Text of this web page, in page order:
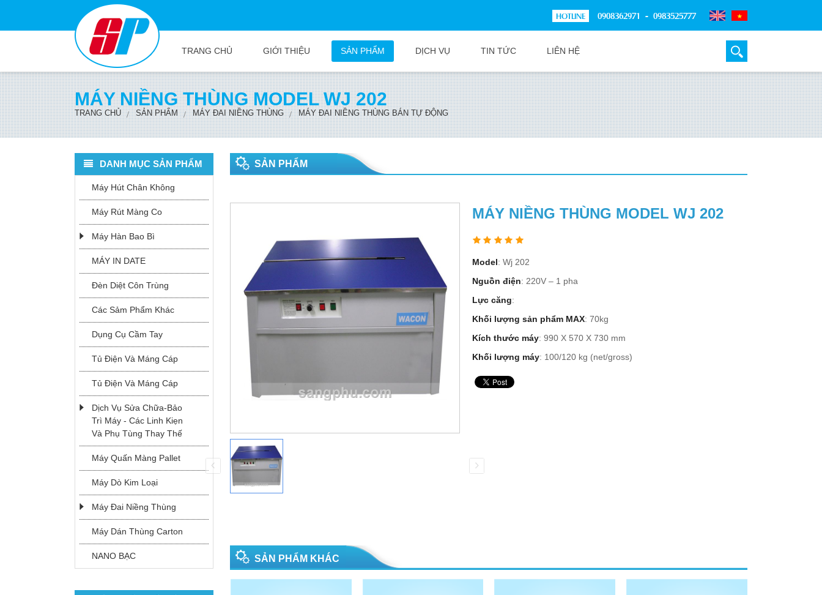
0908362971 - 0983525777
TRANG CHỦ GIỚI THIỆU SẢN PHẨM DỊCH VỤ TIN TỨC LIÊN HỆ
MÁY NIỀNG THÙNG MODEL WJ 202
TRANG CHỦ SẢN PHẨM MÁY ĐAI NIỀNG THÙNG MÁY ĐAI NIỀNG THÙNG BÁN TỰ ĐỘNG
DANH MỤC SẢN PHẨM
Máy Hút Chân Không
Máy Rút Màng Co
Máy Hàn Bao Bì
MÁY IN DATE
Đèn Diệt Côn Trùng
Các Sảm Phẩm Khác
Dụng Cụ Cầm Tay
Tủ Điện Và Máng Cáp
Tủ Điện Và Máng Cáp
Dịch Vụ Sửa Chữa-Bảo
Trì Máy - Các Linh Kiẹn
Và Phụ Tùng Thay Thế
Máy Quấn Màng Pallet
Máy Dò Kim Loại
Máy Đai Niềng Thùng
Máy Dán Thùng Carton
NANO BẠC
MÁY ĐAI
TỰ ĐỘNG
SẢN PHẨM
MÁY NIỀNG THÙNG MODEL WJ 202
Model: Wj 202
Nguồn điện: 220V – 1 pha
Lực căng:
Khối lượng sản phẩm MAX: 70kg
Kích thước máy: 990 X 570 X 730 mm
Khối lượng máy: 100/120 kg (net/gross)
SẢN PHẨM KHÁC